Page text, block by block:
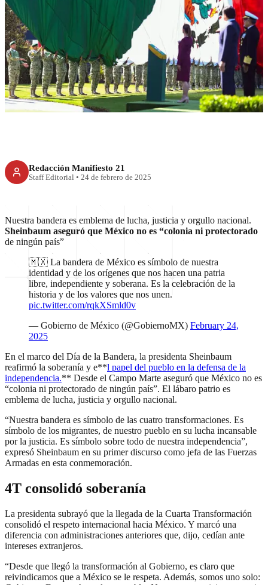
Sheinbaum reivindica valentía
del pueblo en Día de la
Bandera
Redacción Manifiesto 21
Staff Editorial • 24 de febrero de 2025
Nuestra bandera es emblema de lucha, justicia y orgullo nacional.
Sheinbaum aseguró que México no es “colonia ni protectorado
de ningún país”
🇲🇽 La bandera de México es símbolo de nuestra
identidad y de los orígenes que nos hacen una patria
libre, independiente y soberana. Es la celebración de la
historia y de los valores que nos unen.
pic.twitter.com/rqkXSmld0v
— Gobierno de México (@GobiernoMX) February 24,
2025
En el marco del Día de la Bandera, la presidenta Sheinbaum
reafirmó la soberanía y e**l papel del pueblo en la defensa de la
independencia.** Desde el Campo Marte aseguró que México no es
“colonia ni protectorado de ningún país”. El lábaro patrio es
emblema de lucha, justicia y orgullo nacional.
“Nuestra bandera es símbolo de las cuatro transformaciones. Es
símbolo de los migrantes, de nuestro pueblo en su lucha incansable
por la justicia. Es símbolo sobre todo de nuestra independencia”,
expresó Sheinbaum en su primer discurso como jefa de las Fuerzas
Armadas en esta conmemoración.
4T consolidó soberanía
La presidenta subrayó que la llegada de la Cuarta Transformación
consolidó el respeto internacional hacia México. Y marcó una
diferencia con administraciones anteriores que, dijo, cedían ante
intereses extranjeros.
“Desde que llegó la transformación al Gobierno, es claro que
reivindicamos que a México se le respeta. Además, somos uno solo: